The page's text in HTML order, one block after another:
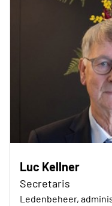
Luc Kellner
Secretaris
Ledenbeheer,